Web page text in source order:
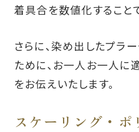
着具合を数値化すること
さらに、染め出したプラ
ために、お一人お一人に
をお伝えいたします。
スケーリング・ポ